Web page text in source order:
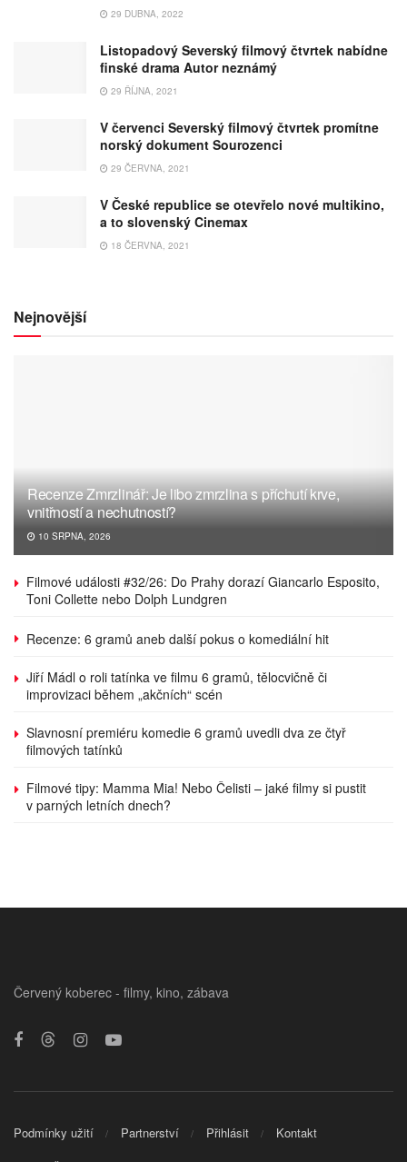
29 DUBNA, 2022
Listopadový Severský filmový čtvrtek nabídne
finské drama Autor neznámý
29 ŘÍJNA, 2021
V červenci Severský filmový čtvrtek promítne
norský dokument Sourozenci
29 ČERVNA, 2021
V České republice se otevřelo nové multikino,
a to slovenský Cinemax
18 ČERVNA, 2021
Nejnovější
Recenze Zmrzlinář: Je libo zmrzlina s příchutí krve,
vnitřností a nechutností?
10 SRPNA, 2026
Filmové události #32/26: Do Prahy dorazí Giancarlo Esposito,
Toni Collette nebo Dolph Lundgren
Recenze: 6 gramů aneb další pokus o komediální hit
Jiří Mádl o roli tatínka ve filmu 6 gramů, tělocvičně či
improvizaci během „akčních“ scén
Slavnosní premiéru komedie 6 gramů uvedli dva ze čtyř
filmových tatínků
Filmové tipy: Mamma Mia! Nebo Čelisti – jaké filmy si pustit
v parných letních dnech?
Červený koberec - filmy, kino, zábava
Podmínky užití Partnerství Přihlásit Kontakt